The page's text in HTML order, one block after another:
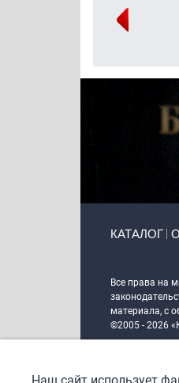
КАТАЛОГ
Все права на
материала, с
©2005 - 2026